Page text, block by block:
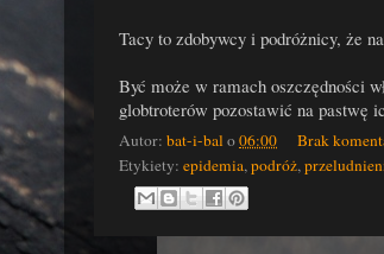
Tacy to zdobywcy i podróżnicy, że
Być może w ramach oszczędności
globtroterów pozostawić na pastwę
Autor: bat-i-balo06:00
Brak
Etykiety: epidemia,podróż,